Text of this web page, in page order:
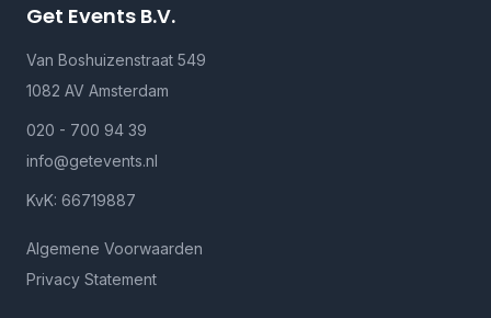
Get Events B.V.
Van Boshuizenstraat 549
1082 AV Amsterdam
020 - 700 94 39
info@getevents.nl
KvK: 66719887
Algemene Voorwaarden
Privacy Statement